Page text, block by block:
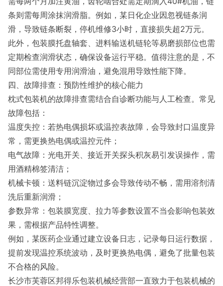
条则需每周涂抹润滑脂。例如，某日化企业因忽视链条润
滑，导致链条断裂，停机维修3小时，直接损失超2万元。
此外，包装膜托盘轴套、进料输送机链轮等易磨损部位也需
定期检查润滑状态，确保设备运行平稳。值得注意的是，不
同部位需使用专用润滑油，避免混用导致性能下降。
四、故障排查：预防性维护的核心能力
枕式包装机的故障排查需结合自诊断功能与人工检查。常见
故障包括：
温度失控：若热电偶损坏或温控表故障，会导致封口温度异
常，需更换热电偶或温控元件；
电气故障：光电开关、接近开关探头积灰易引发误操作，需
用酒精棉签清洁；
机械卡顿：送料链沉淀物过多会导致传动不畅，需用溶剂清
洗后重新润滑；
参数异常：包装膜宽度、拉力等参数设置不当会影响包装效
果，需根据产品特性调整。
例如，某医药企业通过建立设备日志，记录每日运行数据，
提前发现温控系统波动，及时更换热电偶，避免了批量包装
不合格的风险。
长沙市芙蓉区邦得乐包装机械经营部一直致力于包装机械的